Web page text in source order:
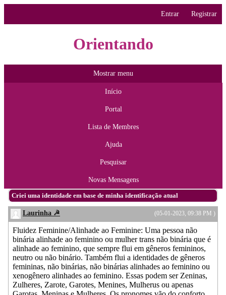
Entrar Registrar
Orientando
Mostrar menu
Início
Portal
Lista de Membres
Ajuda
Pesquisar
Novas Mensagens
Criei uma identidade em base de minha identificação atual
(05-01-2023, 09:38 PM )
Laurinha ☭
Fluidez Feminine/Alinhade ao Feminine: Uma pessoa não
binária alinhade ao feminino ou mulher trans não binária que é
alinhade ao feminino, que sempre flui em gêneros femininos,
neutro ou não binário. Também flui a identidades de gêneros
femininas, não binárias, não binárias alinhades ao feminino ou
xenogênero alinhades ao feminino. Essas podem ser Zeninas,
Zulheres, Zarote, Garotes, Menines, Mulherus ou apenas